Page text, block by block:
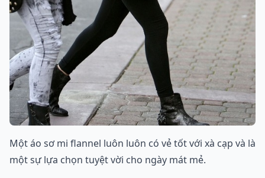
Một áo sơ mi flannel luôn luôn có vẻ tốt với xà cạp và là
một sự lựa chọn tuyệt vời cho ngày mát mẻ.